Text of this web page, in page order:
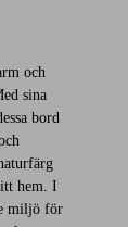
och
sina
bord
hem. I
miljö för